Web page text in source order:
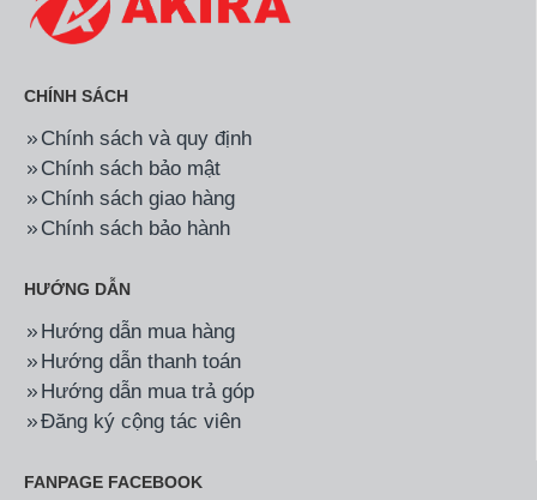
CHÍNH SÁCH
Chính sách và quy định
Chính sách bảo mật
Chính sách giao hàng
Chính sách bảo hành
HƯỚNG DẪN
Hướng dẫn mua hàng
Hướng dẫn thanh toán
Hướng dẫn mua trả góp
Đăng ký cộng tác viên
FANPAGE FACEBOOK